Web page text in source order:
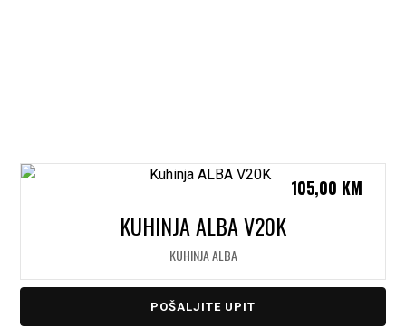
KUHINJA ALBA V20K
KUHINJA ALBA
105,00 KM
POŠALJITE UPIT